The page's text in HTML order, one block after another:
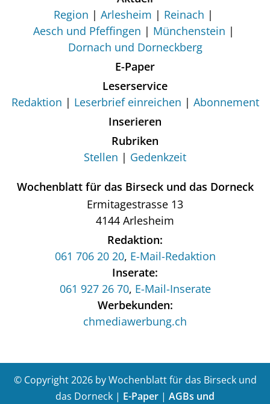
Region
Arlesheim
Reinach
Aesch und Pfeffingen
Münchenstein
Dornach und Dorneckberg
E-Paper
Leserservice
Redaktion
Leserbrief einreichen
Abonnement
Inserieren
Rubriken
Stellen
Gedenkzeit
Wochenblatt für das Birseck und das Dorneck
Ermitagestrasse 13
4144 Arlesheim
Redaktion:
061 706 20 20, E-Mail-Redaktion
Inserate:
061 927 26 70, E-Mail-Inserate
Werbekunden:
chmediawerbung.ch
© Copyright 2026 by Wochenblatt für das Birseck und
das Dorneck | E-Paper | AGBs und